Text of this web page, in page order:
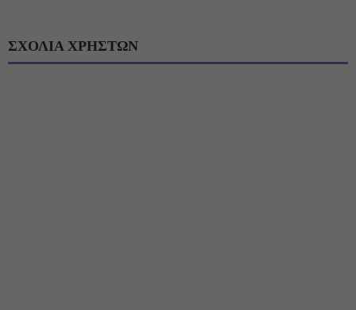
ΣΧΟΛΙΑ ΧΡΗΣΤΩΝ